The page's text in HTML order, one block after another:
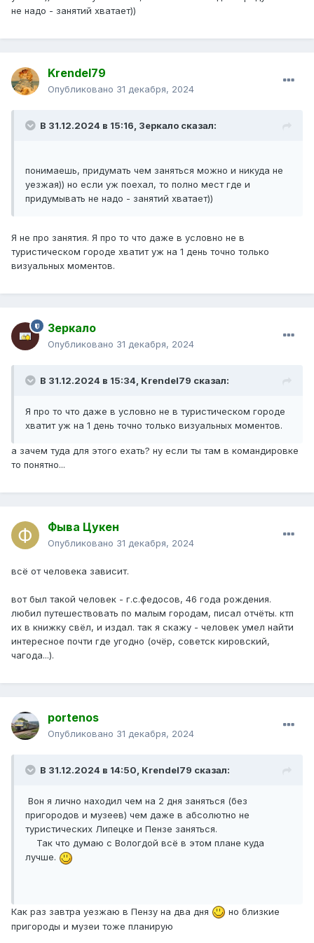
не надо - занятий хватает))
Krendel79
Опубликовано 31 декабря, 2024
В 31.12.2024 в 15:16, Зеркало сказал:
понимаешь, придумать чем заняться можно и никуда не
уезжая)) но если уж поехал, то полно мест где и
придумывать не надо - занятий хватает))
Я не про занятия. Я про то что даже в условно не в
туристическом городе хватит уж на 1 день точно только
визуальных моментов.
Зеркало
Опубликовано 31 декабря, 2024
В 31.12.2024 в 15:34, Krendel79 сказал:
Я про то что даже в условно не в туристическом городе
хватит уж на 1 день точно только визуальных моментов.
а зачем туда для этого ехать? ну если ты там в командировке
то понятно...
Фыва Цукен
Опубликовано 31 декабря, 2024
всё от человека зависит.
вот был такой человек - г.с.федосов, 46 года рождения.
любил путешествовать по малым городам, писал отчёты. ктп
их в книжку свёл, и издал. так я скажу - человек умел найти
интересное почти где угодно (очёр, советск кировский,
чагода...).
portenos
Опубликовано 31 декабря, 2024
В 31.12.2024 в 14:50, Krendel79 сказал:
Вон я лично находил чем на 2 дня заняться (без
пригородов и музеев) чем даже в абсолютно не
туристических Липецке и Пензе заняться.
Так что думаю с Вологдой всё в этом плане куда
лучше.
Как раз завтра уезжаю в Пензу на два дня
но близкие
пригороды и музеи тоже планирую